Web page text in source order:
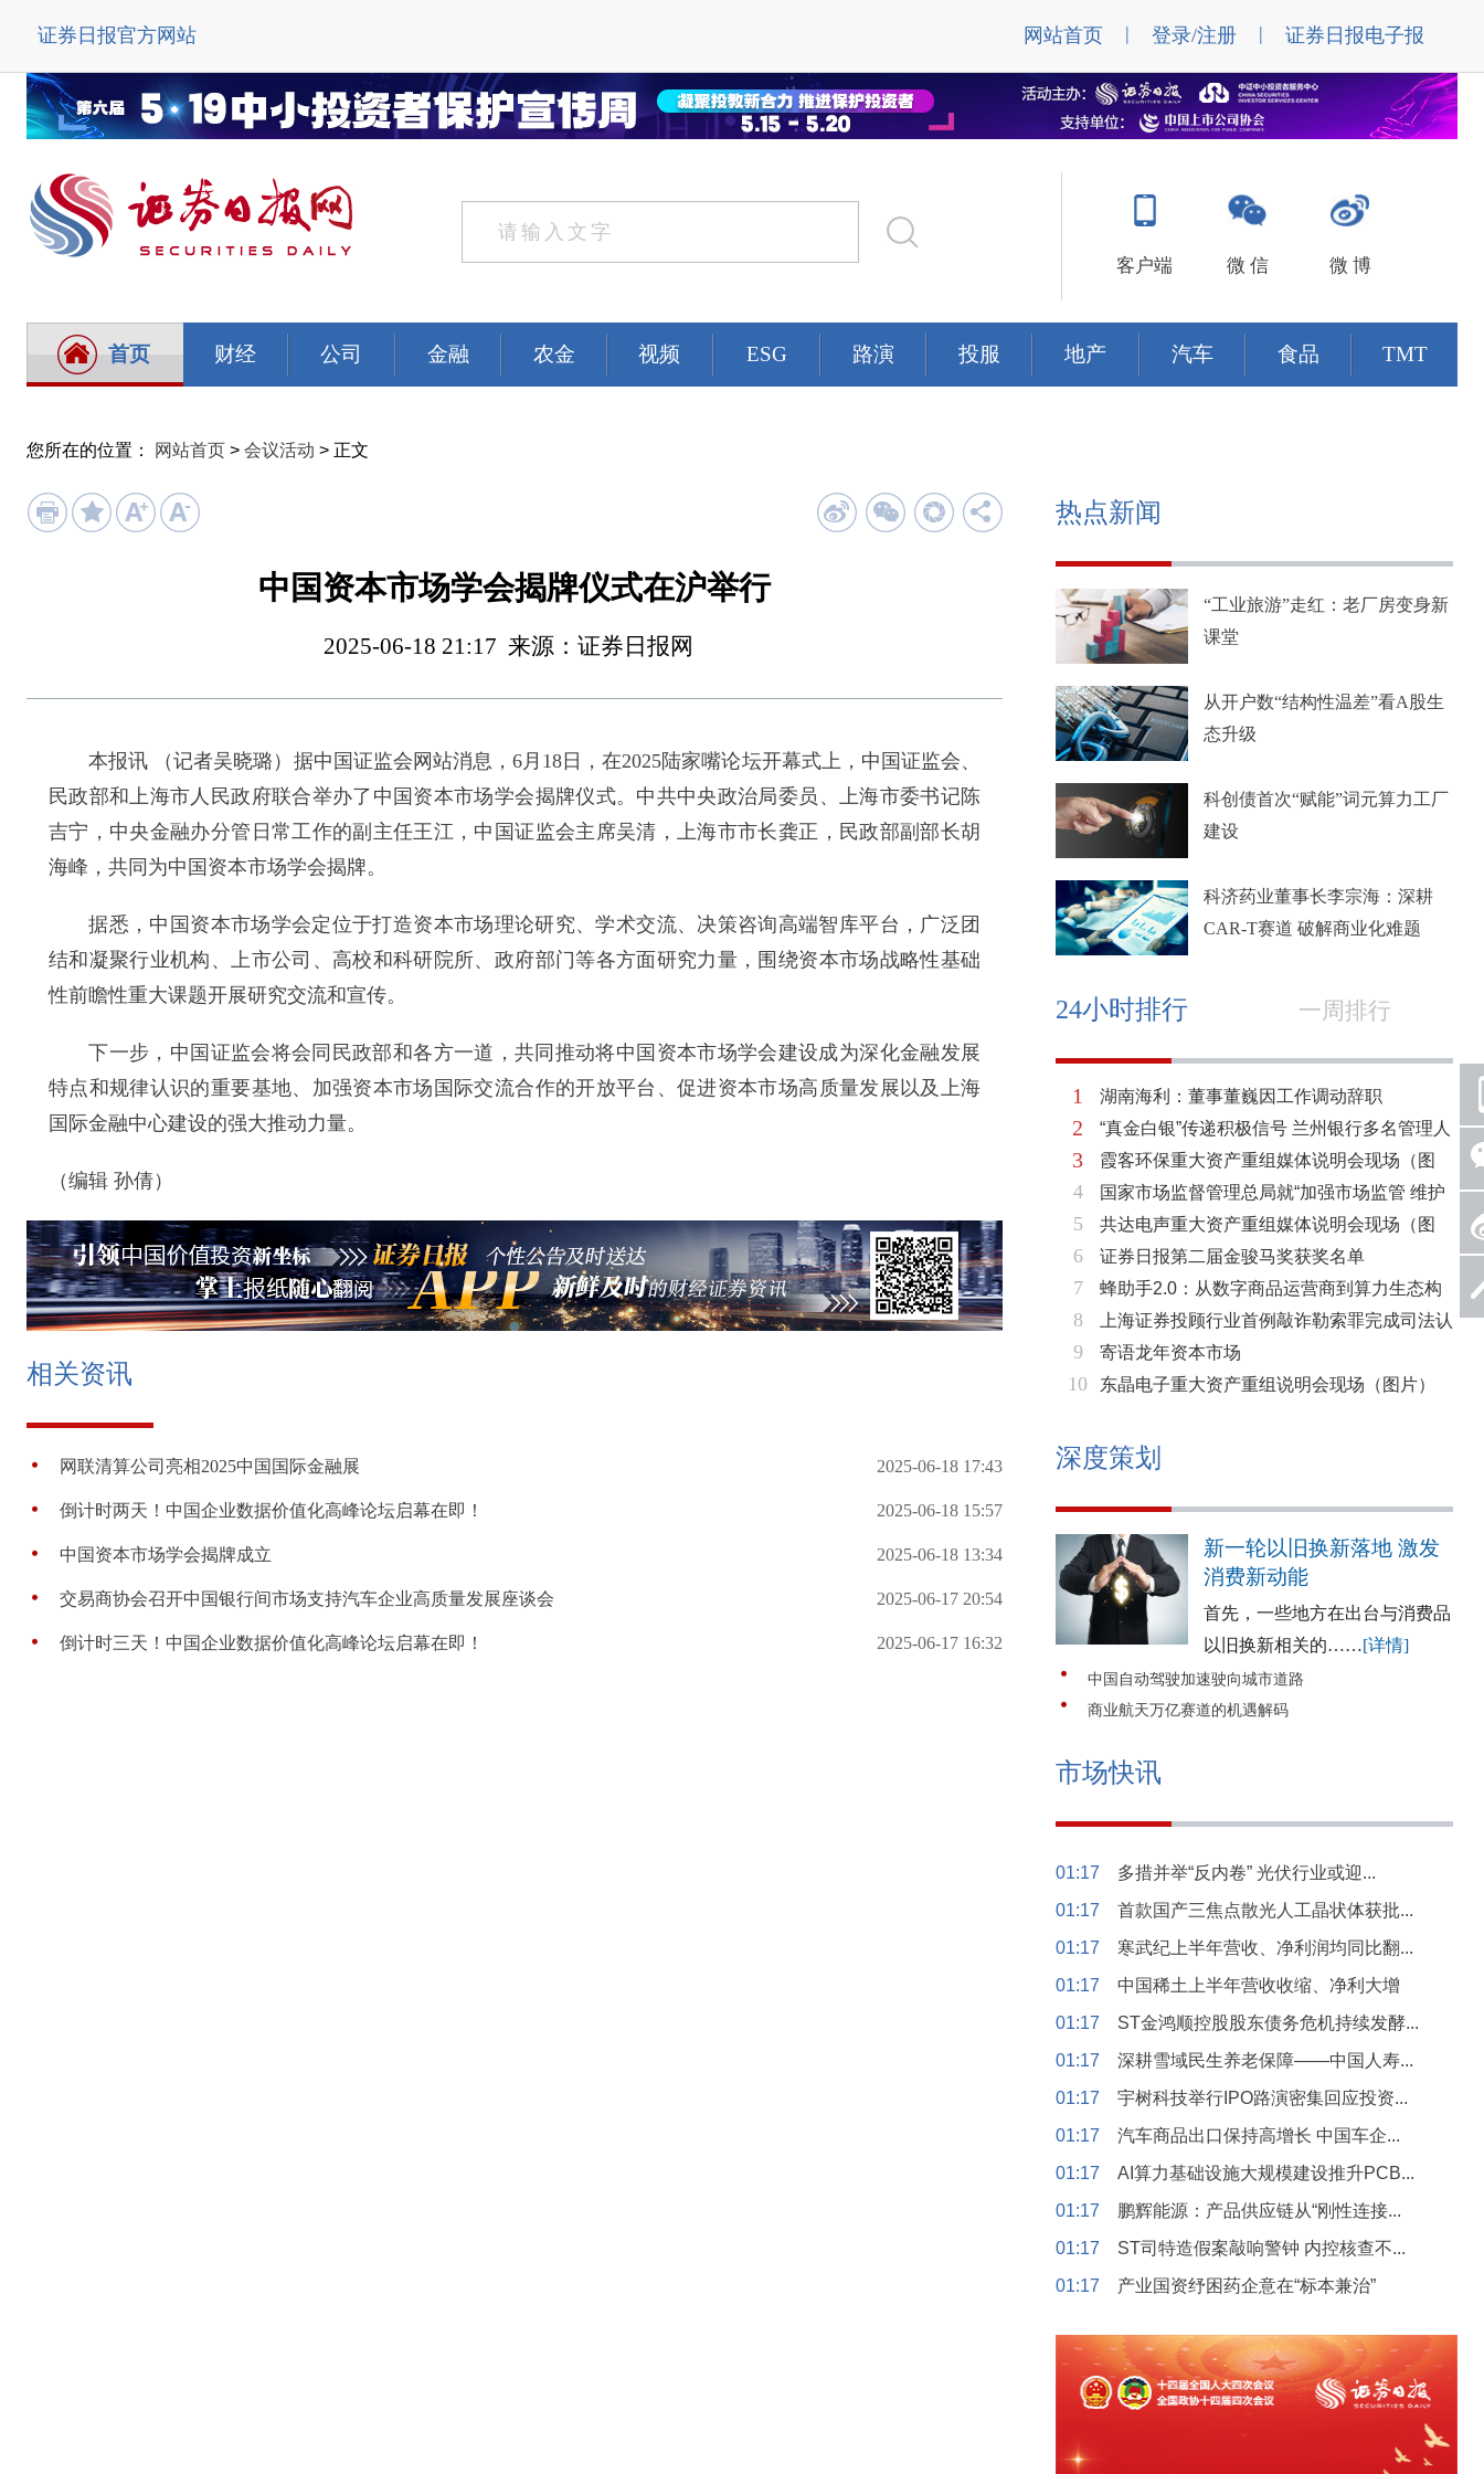
证券日报官方网站 网站首页 | 登录/注册 | 证券日报电子报
客户端 微 信 微 博
首页 财经 公司 金融 农金 视频 ESG 路演 投服 地产 汽车 食品 TMT
您所在的位置： 网站首页 > 会议活动 > 正文
中国资本市场学会揭牌仪式在沪举行
2025-06-18 21:17 来源：证券日报网
本报讯 （记者吴晓璐）据中国证监会网站消息，6月18日，在2025陆家嘴论坛开幕式上，中国证监会、
民政部和上海市人民政府联合举办了中国资本市场学会揭牌仪式。中共中央政治局委员、上海市委书记陈
吉宁，中央金融办分管日常工作的副主任王江，中国证监会主席吴清，上海市市长龚正，民政部副部长胡
海峰，共同为中国资本市场学会揭牌。
据悉，中国资本市场学会定位于打造资本市场理论研究、学术交流、决策咨询高端智库平台，广泛团
结和凝聚行业机构、上市公司、高校和科研院所、政府部门等各方面研究力量，围绕资本市场战略性基础
性前瞻性重大课题开展研究交流和宣传。
下一步，中国证监会将会同民政部和各方一道，共同推动将中国资本市场学会建设成为深化金融发展
特点和规律认识的重要基地、加强资本市场国际交流合作的开放平台、促进资本市场高质量发展以及上海
国际金融中心建设的强大推动力量。
（编辑 孙倩）
相关资讯
网联清算公司亮相2025中国国际金融展 2025-06-18 17:43
倒计时两天！中国企业数据价值化高峰论坛启幕在即！ 2025-06-18 15:57
中国资本市场学会揭牌成立 2025-06-18 13:34
交易商协会召开中国银行间市场支持汽车企业高质量发展座谈会 2025-06-17 20:54
倒计时三天！中国企业数据价值化高峰论坛启幕在即！ 2025-06-17 16:32
热点新闻
“工业旅游”走红：老厂房变身新
课堂
从开户数“结构性温差”看A股生
态升级
科创债首次“赋能”词元算力工厂
建设
科济药业董事长李宗海：深耕
CAR-T赛道 破解商业化难题
24小时排行 一周排行
1
2
3
4
5
6
7
8
9
10
湖南海利：董事董巍因工作调动辞职
“真金白银”传递积极信号 兰州银行多名管理人
员拟增持公司股份不低于600万元
霞客环保重大资产重组媒体说明会现场（图
片）
国家市场监督管理总局就“加强市场监管 维护
市场秩序”答记者问
共达电声重大资产重组媒体说明会现场（图
片）
证券日报第二届金骏马奖获奖名单
蜂助手2.0：从数字商品运营商到算力生态构
建者的跃迁
上海证券投顾行业首例敲诈勒索罪完成司法认
定 司法机关重拳打击“职业索赔人”
寄语龙年资本市场
东晶电子重大资产重组说明会现场（图片）
深度策划
新一轮以旧换新落地 激发
消费新动能
首先，一些地方在出台与消费品
以旧换新相关的……[详情]
中国自动驾驶加速驶向城市道路
商业航天万亿赛道的机遇解码
市场快讯
01:17
多措并举“反内卷” 光伏行业或迎...
01:17
首款国产三焦点散光人工晶状体获批...
01:17
寒武纪上半年营收、净利润均同比翻...
01:17
中国稀土上半年营收收缩、净利大增
01:17
ST金鸿顺控股股东债务危机持续发酵...
01:17
深耕雪域民生养老保障——中国人寿...
01:17
宇树科技举行IPO路演密集回应投资...
01:17
汽车商品出口保持高增长 中国车企...
01:17
AI算力基础设施大规模建设推升PCB...
01:17
鹏辉能源：产品供应链从“刚性连接...
01:17
ST司特造假案敲响警钟 内控核查不...
01:17
产业国资纾困药企意在“标本兼治”